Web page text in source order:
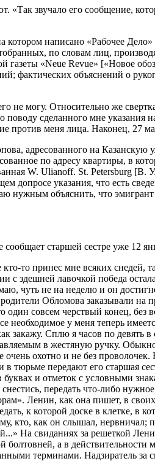
«Так звучало его сообщение,
написано «Рабочее
по словам лиц,
газеты «Neue Revue» [«Новое
фактических объяснений о
не могу. Относительно же
сделанного мне
против меня лица. Наконец,
адресованного на
по адресу квартиры, в
W. Ulianoff. St. Petersburg
допросе указания, что есть
нужным объяснить, что
старшей сестре уже 12
то принес мне всяких
здешней лавочкой победа
чуть не на неделю и он
Обломова заказывали на
совсем черствый конец, без
у меня теперь
закажу. Сплю я часов по
в жестяную ручку.
охотно и не без
в тюрьме передают его старшая
и отметок с условными
передать что-либо
Ленин, как она пишет, в
к которой доске в клетке, в
кто, как он слышал,
На свиданиях за решеткой
болтовней, а в
терминами. Надзиратель за